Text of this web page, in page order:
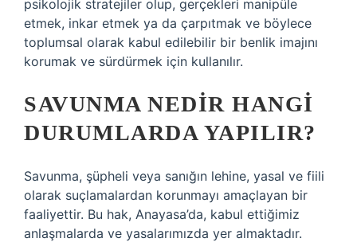
psikolojik stratejiler olup, gerçekleri manipüle
etmek, inkar etmek ya da çarpıtmak ve böylece
toplumsal olarak kabul edilebilir bir benlik imajını
korumak ve sürdürmek için kullanılır.
SAVUNMA NEDIR HANGI
DURUMLARDA YAPILIR?
Savunma, şüpheli veya sanığın lehine, yasal ve fiili
olarak suçlamalardan korunmayı amaçlayan bir
faaliyettir. Bu hak, Anayasa’da, kabul ettiğimiz
anlaşmalarda ve yasalarımızda yer almaktadır.